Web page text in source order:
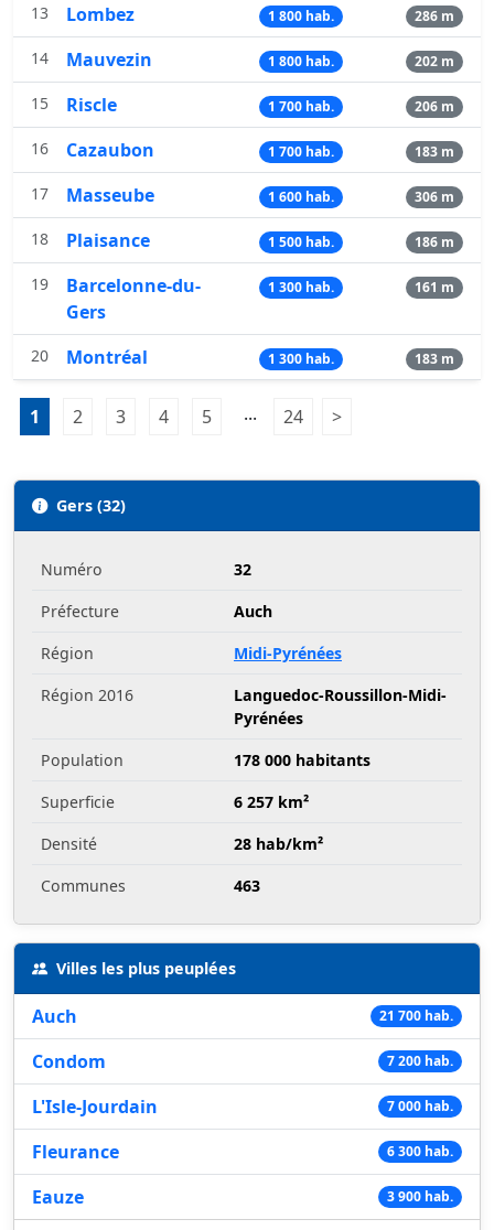
13 Lombez 1 800 hab. 286 m
14 Mauvezin 1 800 hab. 202 m
15 Riscle 1 700 hab. 206 m
16 Cazaubon 1 700 hab. 183 m
17 Masseube 1 600 hab. 306 m
18 Plaisance 1 500 hab. 186 m
19
Barcelonne-du-
Gers
1 300 hab. 161 m
20 Montréal 1 300 hab. 183 m
Pagination:
1 Page 1
2 Page 2
3 Page 3
4 Page 4
5 Page 5
... 24 Page 24
>
Gers (32)
Numéro
32
Préfecture
Auch
Région
Midi-Pyrénées
Région 2016
Languedoc-Roussillon-Midi-
Pyrénées
Population
178 000 habitants
Superficie
6 257 km²
Densité
28 hab/km²
Communes
463
Villes les plus peuplées
Auch 21 700 hab.
Condom 7 200 hab.
L'Isle-Jourdain 7 000 hab.
Fleurance 6 300 hab.
Eauze 3 900 hab.